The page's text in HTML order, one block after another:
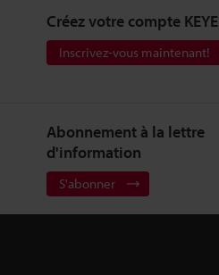
Créez votre compte
Inscrivez-vous maintenant!
Abonnement à la lettre
d'information
S'abonner